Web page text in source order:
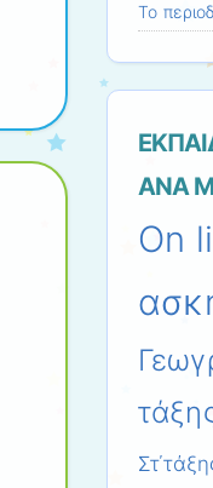
Το
ΑΝΑ
On